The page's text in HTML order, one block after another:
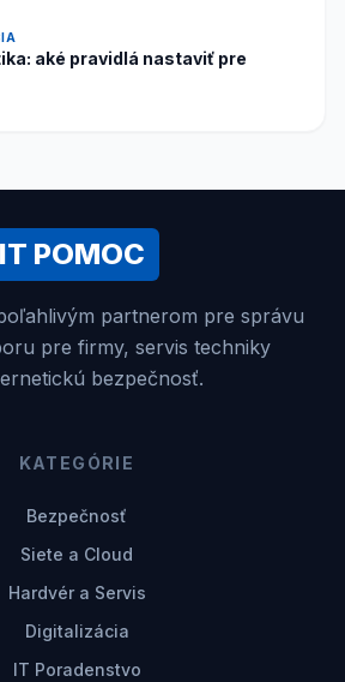
aké pravidlá nastaviť pre
IT POMOC
partnerom pre správu
pre firmy, servis techniky
bezpečnosť.
KATEGÓRIE
Bezpečnosť
Siete a Cloud
Hardvér a Servis
Digitalizácia
IT Poradenstvo